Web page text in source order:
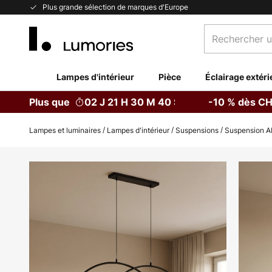
Plus grande sélection de marques d'Europe
Allez
un
catégorie...
Lampes d'intérieur Pièce Éclairage
Plus que 02 J 21 H 30 M 38 S -10 % dès
Lampes et luminaires Lampes d'intérieur Suspensions Suspension